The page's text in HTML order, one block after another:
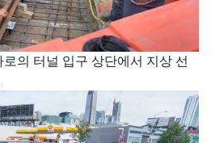
의 터널 입구 상단에서 지상 선